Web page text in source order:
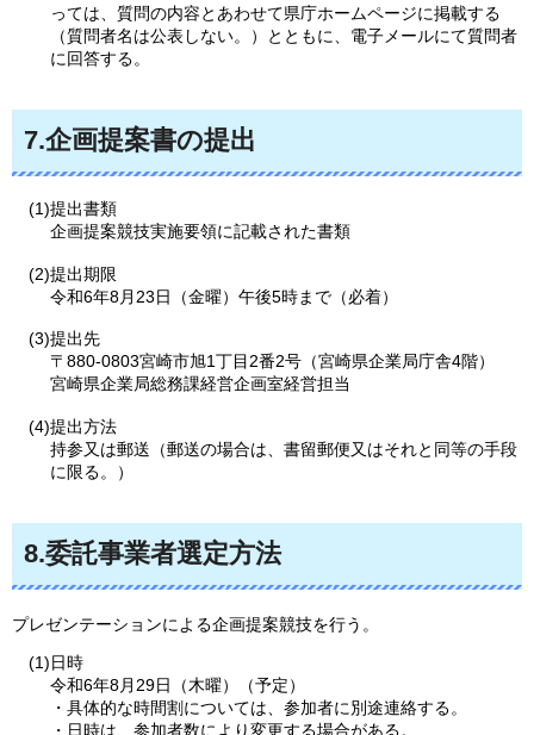
っては、質問の内容とあわせて県庁ホームページに掲載する
（質問者名は公表しない。）とともに、電子メールにて質問者
に回答する。
7.企画提案書の提出
(1)提出書類
企画提案競技実施要領に記載された書類
(2)提出期限
令和6年8月23日（金曜）午後5時まで（必着）
(3)提出先
〒880-0803宮崎市旭1丁目2番2号（宮崎県企業局庁舎4階）
宮崎県企業局総務課経営企画室経営担当
(4)提出方法
持参又は郵送（郵送の場合は、書留郵便又はそれと同等の手段
に限る。）
8.委託事業者選定方法
プレゼンテーションによる企画提案競技を行う。
(1)日時
令和6年8月29日（木曜）（予定）
・具体的な時間割については、参加者に別途連絡する。
・日時は、参加者数により変更する場合がある。